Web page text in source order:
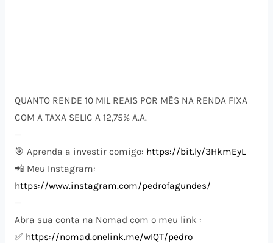
QUANTO RENDE 10 MIL REAIS POR MÊS NA RENDA FIXA
COM A TAXA SELIC A 12,75% A.A.
—
🎯 Aprenda a investir comigo: https://bit.ly/3HkmEyL
📲 Meu Instagram:
https://www.instagram.com/pedrofagundes/
—
Abra sua conta na Nomad com o meu link :
✅ https://nomad.onelink.me/wIQT/pedro